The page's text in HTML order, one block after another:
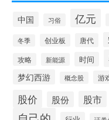
中国 习俗 亿元
冬季 创业板 唐代
攻略 新能源 时间
梦幻西游 概念股 游
股价 股份 股市